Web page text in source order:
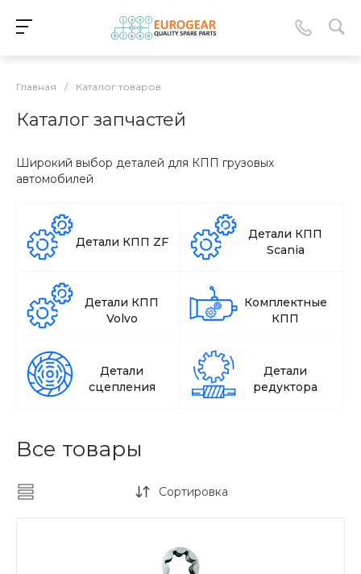
Главная / Каталог товаров
Каталог запчастей
Широкий выбор деталей для КПП грузовых
автомобилей
Детали КПП ZF
Детали КПП
Scania
Детали КПП
Volvo
Комплектные
КПП
Детали
сцепления
Детали
редуктора
Все товары
Сортировка